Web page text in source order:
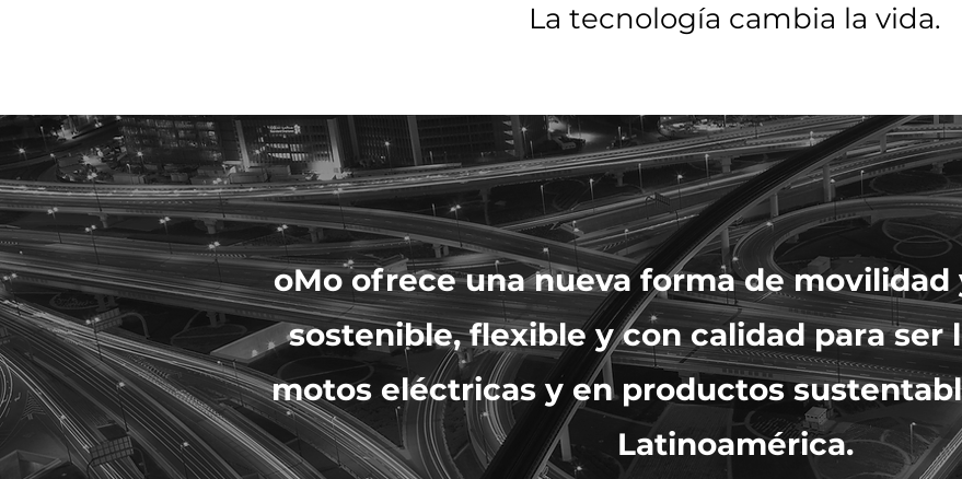
La tecnología cambia la vida.
oMo ofrece una nueva forma de movilidad
sostenible, flexible y con calidad para ser
motos eléctricas y en productos
Latinoamérica.